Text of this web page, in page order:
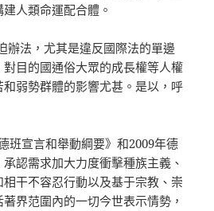
人類命運配合體。
辦法，尤其是違反國際法的單邊
目的國通俗大眾的成長權等人權
弱勢群體的影響尤甚。是以，呼
班宣言和舉動綱要》和2009年德
認需求加大力度衝擊種族主義、
干不容忍行動以及基于宗教、崇
界范圍內的一切今世表示情勢，